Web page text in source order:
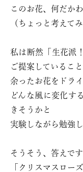
このお花、何だか
（ちょっと考えて
私は断然「生花派
ご提案していること
余ったお花をドラ
どんな風に変化す
きそうかと
実験しながら勉強
そうそう、答えです
「クリスマスロー